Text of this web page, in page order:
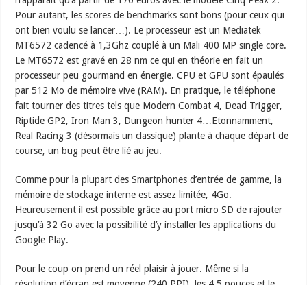
Pour autant, les scores de benchmarks sont bons (pour ceux qui
ont bien voulu se lancer…). Le processeur est un Mediatek
MT6572 cadencé à 1,3Ghz couplé à un Mali 400 MP single core.
Le MT6572 est gravé en 28 nm ce qui en théorie en fait un
processeur peu gourmand en énergie. CPU et GPU sont épaulés
par 512 Mo de mémoire vive (RAM). En pratique, le téléphone
fait tourner des titres tels que Modern Combat 4, Dead Trigger,
Riptide GP2, Iron Man 3, Dungeon hunter 4…Etonnamment,
Real Racing 3 (désormais un classique) plante à chaque départ de
course, un bug peut être lié au jeu.
Comme pour la plupart des Smartphones d’entrée de gamme, la
mémoire de stockage interne est assez limitée, 4Go.
Heureusement il est possible grâce au port micro SD de rajouter
jusqu’à 32 Go avec la possibilité d’y installer les applications du
Google Play.
Pour le coup on prend un réel plaisir à jouer. Même si la